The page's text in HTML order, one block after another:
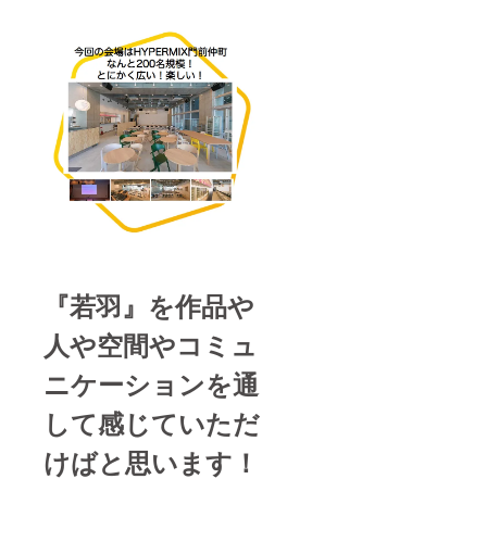
『若羽』を作品や
人や空間やコミュ
ニケーションを通
して感じていただ
けばと思います！